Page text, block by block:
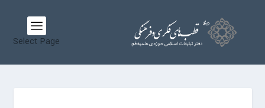
Select Page